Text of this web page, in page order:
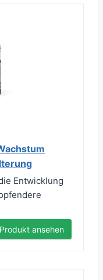
Entwicklung
Produkt ansehen